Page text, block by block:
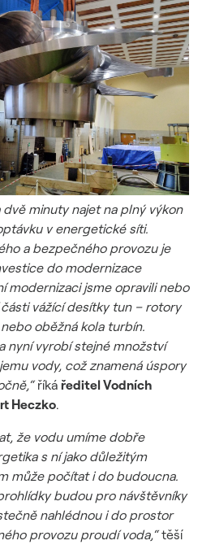
dvě minuty najet na plný výkon
v energetické síti.
a bezpečného provozu je
do modernizace
modernizaci jsme opravili nebo
vážící desítky tun – rotory
oběžná kola turbín.
nyní vyrobí stejné množství
vody, což znamená úspory
říká ředitel Vodních
Heczko.
že vodu umíme dobře
s ní jako důležitým
může počítat i do budoucna.
budou pro návštěvníky
nahlédnou i do prostor
provozu proudí voda,“těší